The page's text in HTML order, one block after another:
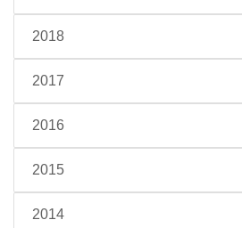
2018
2017
2016
2015
2014